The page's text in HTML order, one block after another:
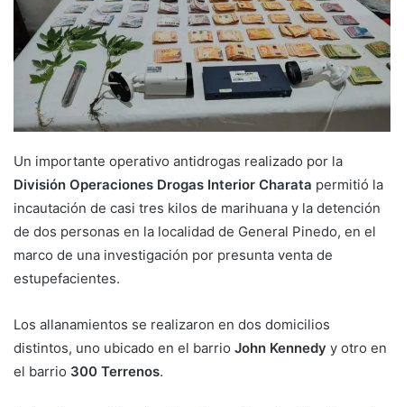
Un importante operativo antidrogas realizado por la
División Operaciones Drogas Interior Charata permitió la
incautación de casi tres kilos de marihuana y la detención
de dos personas en la localidad de General Pinedo, en el
marco de una investigación por presunta venta de
estupefacientes.
Los allanamientos se realizaron en dos domicilios
distintos, uno ubicado en el barrio John Kennedy y otro en
el barrio 300 Terrenos.